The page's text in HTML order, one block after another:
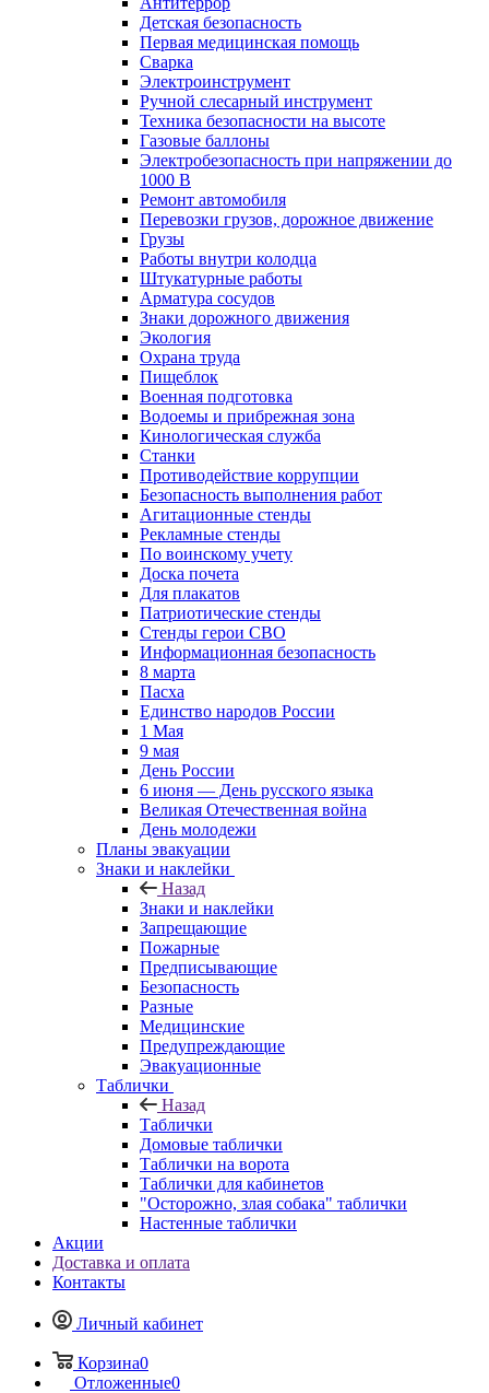
Детская безопасность
Первая медицинская помощь
Сварка
Электроинструмент
Ручной слесарный инструмент
Техника безопасности на высоте
Газовые баллоны
Электробезопасность при напряжении до
1000 В
Ремонт автомобиля
Перевозки грузов, дорожное движение
Грузы
Работы внутри колодца
Штукатурные работы
Арматура сосудов
Знаки дорожного движения
Экология
Охрана труда
Пищеблок
Военная подготовка
Водоемы и прибрежная зона
Кинологическая служба
Станки
Противодействие коррупции
Безопасность выполнения работ
Агитационные стенды
Рекламные стенды
По воинскому учету
Доска почета
Для плакатов
Патриотические стенды
Стенды герои СВО
Информационная безопасность
8 марта
Пасха
Единство народов России
1 Мая
9 мая
День России
6 июня — День русского языка
Великая Отечественная война
День молодежи
Планы эвакуации
Знаки и наклейки
Назад
Знаки и наклейки
Запрещающие
Пожарные
Предписывающие
Безопасность
Разные
Медицинские
Предупреждающие
Эвакуационные
Таблички
Назад
Таблички
Домовые таблички
Таблички на ворота
Таблички для кабинетов
"Осторожно, злая собака" таблички
Настенные таблички
Акции
Доставка и оплата
Контакты
Личный кабинет
Корзина0
Отложенные0